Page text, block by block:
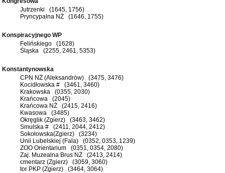
Jutrzenki (1645, 1756)
Pryncypalna NŻ (1646, 1755)
Konspiracyjnego WP
Felińskiego (1628)
Śląska (2255, 2461, 5353)
Konstantynowska
CPN NŻ (Aleksandrów) (3475, 3476)
Kocidłowska # (3461, 3460)
Krakowska (0355, 2030)
Krańcowa (2045)
Krańcowa NŻ (2415, 2416)
Kwasowa (3485)
Okręglik (Zgierz) (3463, 3462)
Smulska # (2411, 2044, 2412)
Sokołowska(Zgierz) (3234)
Unii Lubelskiej (Fala) (0352, 0353, 1239)
ZOO Orientarium (0351, 0354, 2080)
Zaj. Muzealna Brus NŻ (2413, 2414)
cmentarz (Zgierz) (3059, 3060)
tor PKP (Zgierz) (3464, 3064)